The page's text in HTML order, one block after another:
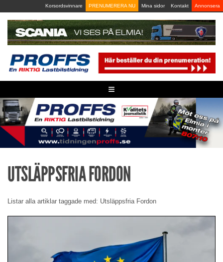
to
content
Korsordsvinnare PRENUMERERA NU Mina sidor Kontakt Annonsera
≡
UTSLÄPPSFRIA FORDON
Listar alla artiklar taggade med: Utsläppsfria Fordon